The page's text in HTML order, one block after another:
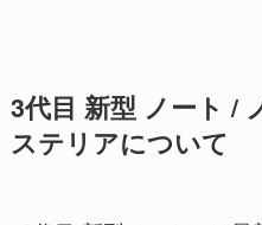
3代目 新型 ノート /
ステリアについて